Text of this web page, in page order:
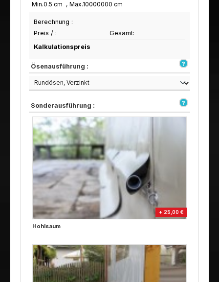
Min.0.5 cm Max.10000000 cm
Berechnung :
Preis / :
Gesamt:
Kalkulationspreis
Ösenausführung :
Sonderausführung :
+ 25,00 €
Hohlsaum